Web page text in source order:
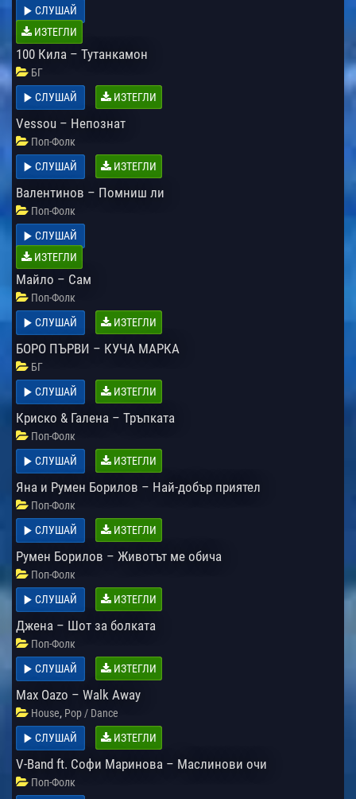
СЛУШАЙ
ИЗТЕГЛИ
100 Кила – Тутанкамон
БГ
СЛУШАЙ
ИЗТЕГЛИ
Vessou – Непознат
Поп-Фолк
СЛУШАЙ
ИЗТЕГЛИ
Валентинов – Помниш ли
Поп-Фолк
СЛУШАЙ
ИЗТЕГЛИ
Майло – Сам
Поп-Фолк
СЛУШАЙ
ИЗТЕГЛИ
БОРО ПЪРВИ – КУЧА МАРКА
БГ
СЛУШАЙ
ИЗТЕГЛИ
Криско & Галена – Тръпката
Поп-Фолк
СЛУШАЙ
ИЗТЕГЛИ
Яна и Румен Борилов – Най-добър приятел
Поп-Фолк
СЛУШАЙ
ИЗТЕГЛИ
Румен Борилов – Животът ме обича
Поп-Фолк
СЛУШАЙ
ИЗТЕГЛИ
Джена – Шот за болката
Поп-Фолк
СЛУШАЙ
ИЗТЕГЛИ
Max Oazo – Walk Away
House, Pop / Dance
СЛУШАЙ
ИЗТЕГЛИ
V-Band ft. Софи Маринова – Маслинови очи
Поп-Фолк